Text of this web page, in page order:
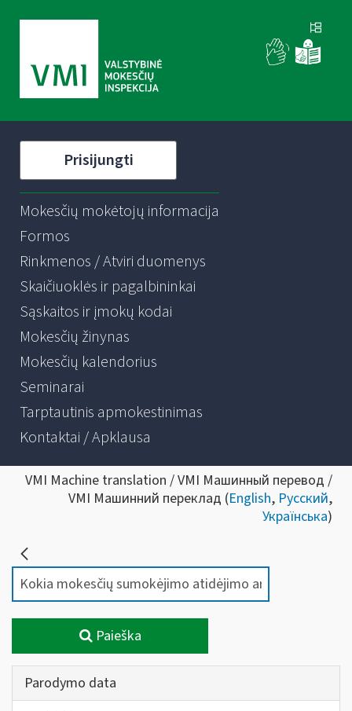
Prisijungti
Mokesčių mokėtojų informacija
Formos
Rinkmenos / Atviri duomenys
Skaičiuoklės ir pagalbininkai
Sąskaitos ir įmokų kodai
Mokesčių žinynas
Mokesčių kalendorius
Seminarai
Tarptautinis apmokestinimas
Kontaktai / Apklausa
VMI Machine translation / VMI Машинный перевод /
VMI Машинний переклад (English, Русский,
Українська)
Paieška
Parodymo data